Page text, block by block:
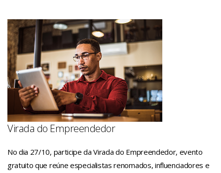
Virada do Empreendedor
No dia 27/10, participe da Virada do Empreendedor, evento
gratuito que reúne especialistas renomados, influenciadores e